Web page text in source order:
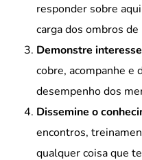
responder sobre
carga dos ombros de
Demonstre
cobre, acompanhe e
desempenho dos
Dissemine o
encontros,
qualquer coisa que